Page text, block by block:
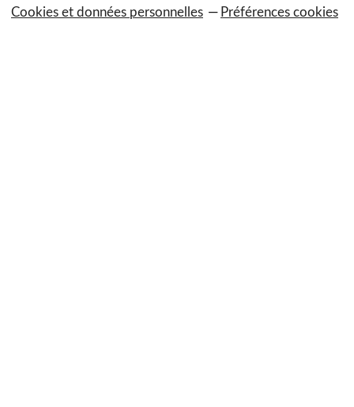
Cookies et données personnelles
Préférences cookies